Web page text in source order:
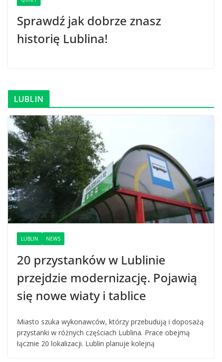
Sprawdź jak dobrze znasz
historię Lublina!
LUBLIN
LUBLIN NEWS
20 przystanków w Lublinie
przejdzie modernizację. Pojawią
się nowe wiaty i tablice
Miasto szuka wykonawców, którzy przebudują i doposażą
przystanki w różnych częściach Lublina. Prace obejmą
łącznie 20 lokalizacji. Lublin planuje kolejną